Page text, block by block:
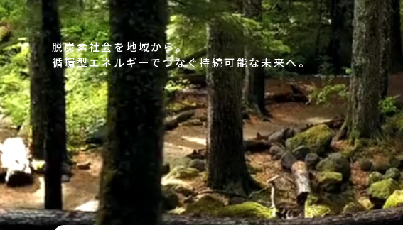
脱炭素社会を地域から。
循環型エネルギーでつなぐ持続可能な未来へ。